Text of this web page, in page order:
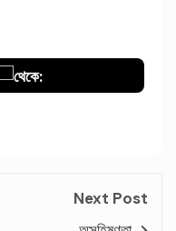
থেকে:
Next Post